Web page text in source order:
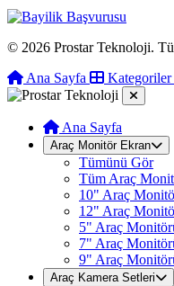
© 2026 Prostar Teknoloji.
Ana Sayfa
Kategoriler
Ana Sayfa
Araç Monitör Ekran
Tümünü Gör
Tüm Araç
10" Araç
12" Araç
5" Araç
7" Araç
9" Araç
Araç Kamera Setleri